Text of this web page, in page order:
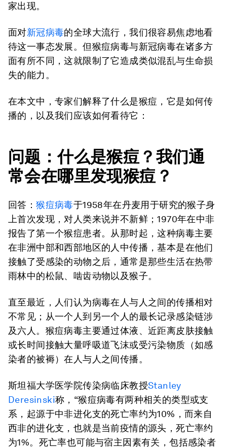
家出现。
面对新冠病毒的全球大流行，我们很容易焦虑地看
待这一事态发展。但猴痘病毒与新冠病毒在诸多方
面有所不同，这就限制了它造成类似混乱与生命损
失的能力。
在本文中，专家们解释了什么是猴痘，它是如何传
播的，以及我们应该如何看待它：
问题：什么是猴痘？我们通
常会在哪里发现猴痘？
回答：猴痘病毒于1958年在丹麦用于研究的猴子身
上首次发现，对人类来说并不新鲜；1970年在中非
报告了第一个猴痘患者。从那时起，这种病毒主要
在非洲中部和西部地区的人中传播，基本是在他们
接触了受感染的动物之后，通常是那些生活在热带
雨林中的松鼠、啮齿动物以及猴子。
直至最近，人们认为病毒在人与人之间的传播相对
不常见；从一个人到另一个人的最长记录感染链涉
及六人。猴痘病毒主要通过体液、近距离皮肤接触
或长时间接触大量呼吸道飞沫或受污染物质（如感
染者的被褥）在人与人之间传播。
斯坦福大学医学院传染病临床教授Stanley
Deresinski称，“猴痘病毒有两种相关的类型或支
系，起源于中非进化支的死亡率约为10%，而来自
西非的进化支，也就是当前疫情的源头，死亡率约
为1%。死亡率也可能与宿主因素有关，包括感染者